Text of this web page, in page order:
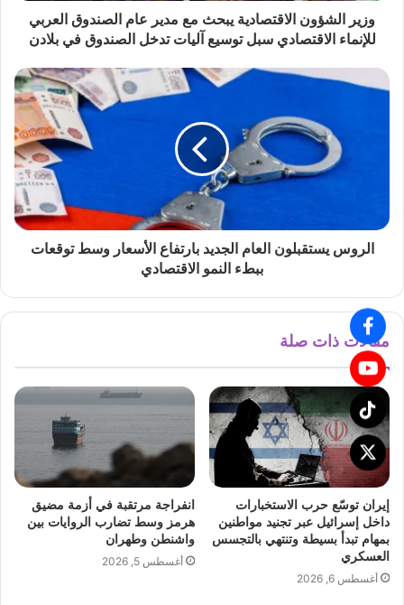
وزير الشؤون الاقتصادية يبحث مع مدير عام الصندوق العربي
للإنماء الاقتصادي سبل توسيع آليات تدخل الصندوق في بلادن
الروس يستقبلون العام الجديد بارتفاع الأسعار وسط توقعات
ببطء النمو الاقتصادي
مقالات ذات صلة
إيران توسّع حرب الاستخبارات
داخل إسرائيل عبر تجنيد مواطنين
بمهام تبدأ بسيطة وتنتهي بالتجسس
العسكري
أغسطس 6, 2026
انفراجة مرتقبة في أزمة مضيق
هرمز وسط تضارب الروايات بين
واشنطن وطهران
أغسطس 5, 2026